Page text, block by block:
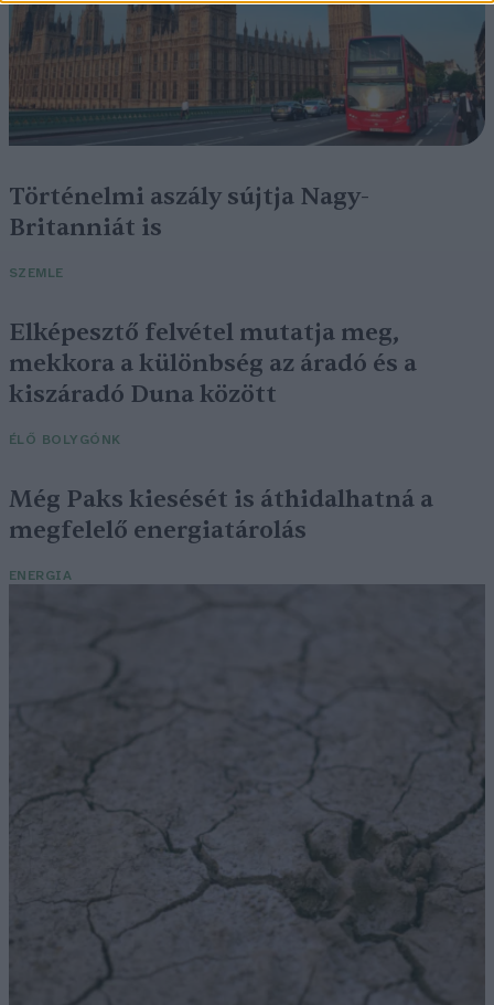
Történelmi aszály sújtja Nagy-
Britanniát is
SZEMLE
Elképesztő felvétel mutatja meg,
mekkora a különbség az áradó és a
kiszáradó Duna között
ÉLŐ BOLYGÓNK
Még Paks kiesését is áthidalhatná a
megfelelő energiatárolás
ENERGIA